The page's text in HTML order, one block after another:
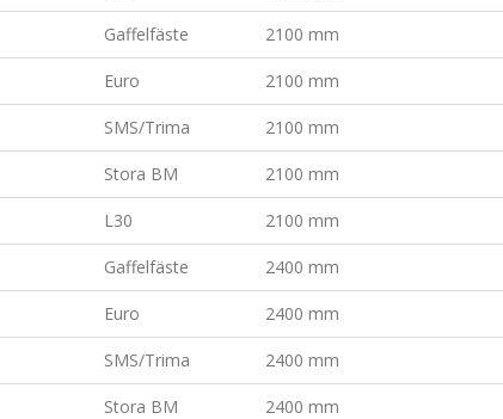
Gaffelfäste 2100 mm
Euro 2100 mm
SMS/Trima 2100 mm
Stora BM 2100 mm
L30 2100 mm
Gaffelfäste 2400 mm
Euro 2400 mm
SMS/Trima 2400 mm
Stora BM 2400 mm